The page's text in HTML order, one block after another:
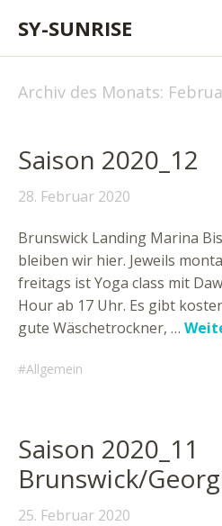
SY-SUNRISE
Archiv des Monats:
Saison 2020_12
28. Februar 2020
Brunswick Landing Marina
bleiben wir hier. Jeweils
freitags ist Yoga class mit
Hour ab 17 Uhr. Es gibt
gute Wäschetrockner, …
Allgemein
Saison 2020_11
Brunswick/
25. Februar 2020